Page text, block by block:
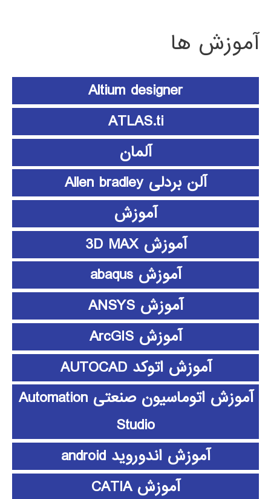
آموزش ها
Altium designer
ATLAS.ti
آلمان
آلن بردلی Allen bradley
آموزش
آموزش 3D MAX
آموزش abaqus
آموزش ANSYS
آموزش ArcGIS
آموزش اتوکد AUTOCAD
آموزش اتوماسیون صنعتی Automation
Studio
آموزش اندوروید android
آموزش CATIA